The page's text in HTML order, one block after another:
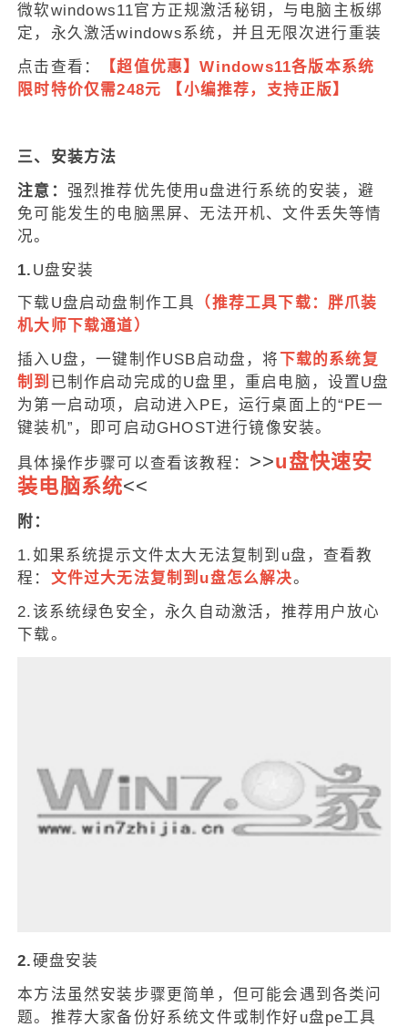
微软windows11官方正规激活秘钥，与电脑主板绑
定，永久激活windows系统，并且无限次进行重装
点击查看：
【超值优惠】Windows11各版本系统
限时特价仅需248元 【小编推荐，支持正版】
三、安装方法
注意： 强烈推荐优先使用u盘进行系统的安装，避
免可能发生的电脑黑屏、无法开机、文件丢失等情
况。
1. U盘安装
下载U盘启动盘制作工具
（推荐工具下载： 胖爪装
机大师下载通道）
插入U盘，一键制作USB启动盘，将
下载的系统复
制到 已制作启动完成的U盘里，重启电脑，设置U盘
为第一启动项，启动进入PE，运行桌面上的“PE一
键装机”，即可启动GHOST进行镜像安装。
具体操作步骤可以查看该教程： >>u盘快速安
装电脑系统<<
附：
1.如果系统提示文件太大无法复制到u盘，查看教
程： 文件过大无法复制到u盘怎么解决。
2.该系统绿色安全，永久自动激活，推荐用户放心
下载。
2.硬盘安装
本方法虽然安装步骤更简单，但可能会遇到各类问
题。推荐大家备份好系统文件或制作好u盘pe工具